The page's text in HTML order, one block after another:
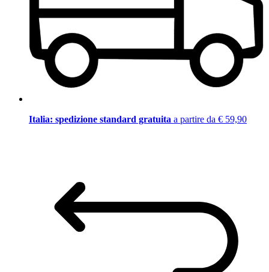
Italia: spedizione standard gratuita a partire da € 59,90